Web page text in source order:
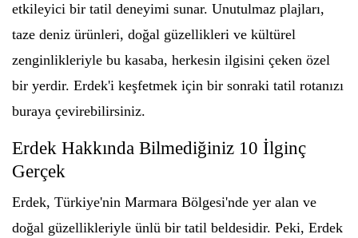
etkileyici bir tatil deneyimi sunar. Unutulmaz plajları,
taze deniz ürünleri, doğal güzellikleri ve kültürel
zenginlikleriyle bu kasaba, herkesin ilgisini çeken özel
bir yerdir. Erdek'i keşfetmek için bir sonraki tatil rotanızı
buraya çevirebilirsiniz.
Erdek Hakkında Bilmediğiniz 10 İlginç
Gerçek
Erdek, Türkiye'nin Marmara Bölgesi'nde yer alan ve
doğal güzellikleriyle ünlü bir tatil beldesidir. Peki, Erdek